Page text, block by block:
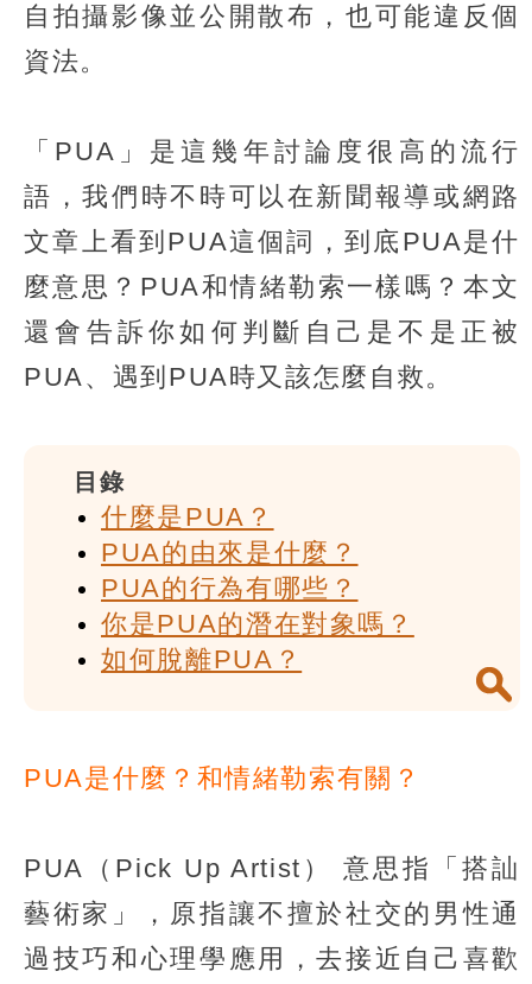
自拍攝影像並公開散布，也可能違反個
資法。
「PUA」是這幾年討論度很高的流行
語，我們時不時可以在新聞報導或網路
文章上看到PUA這個詞，到底PUA是什
麼意思？PUA和情緒勒索一樣嗎？本文
還會告訴你如何判斷自己是不是正被
PUA、遇到PUA時又該怎麼自救。
目錄
什麼是PUA？
PUA的由來是什麼？
PUA的行為有哪些？
你是PUA的潛在對象嗎？
如何脫離PUA？
PUA是什麼？和情緒勒索有關？
PUA（Pick Up Artist） 意思指「搭訕
藝術家」，原指讓不擅於社交的男性通
過技巧和心理學應用，去接近自己喜歡